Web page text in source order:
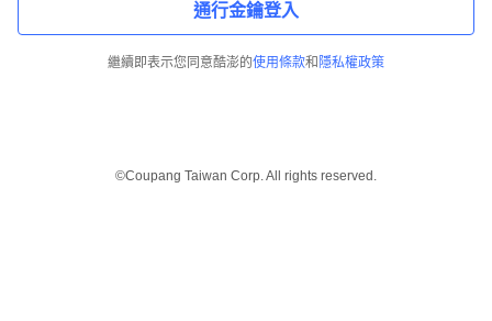
通行金鑰登入
繼續即表示您同意酷澎的使用條款和 隱私權政策
©Coupang Taiwan Corp. All rights reserved.